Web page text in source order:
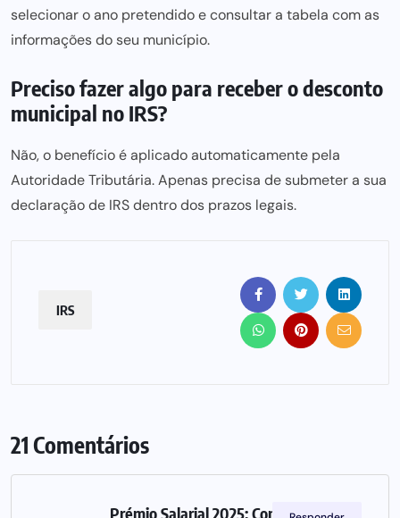
selecionar o ano pretendido e consultar a tabela com as
informações do seu município.
Preciso fazer algo para receber o desconto
municipal no IRS?
Não, o benefício é aplicado automaticamente pela
Autoridade Tributária. Apenas precisa de submeter a sua
declaração de IRS dentro dos prazos legais.
IRS
21 Comentários
Prémio Salarial 2025: Como Receber a